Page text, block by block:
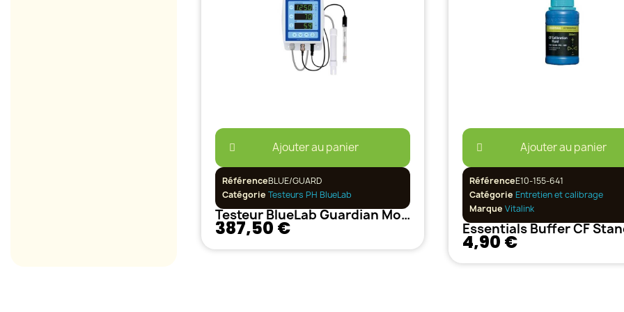
Ajouter au panier
RéférenceBLUE/GUARD
Catégorie Testeurs PH BlueLab
Testeur BlueLab Guardian Monitor wifi
387,50 €
Ajouter au panier
RéférenceE10-155-641
CatégorieEntretien et calibrage
Marque Vitalink
4,90 €